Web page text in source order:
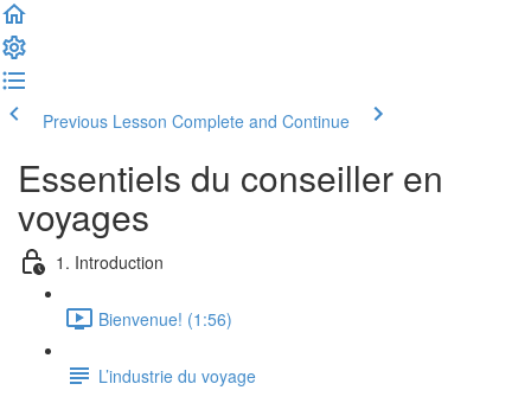
Previous Lesson Complete and Continue
Essentiels du conseiller en
voyages
1. Introduction
Bienvenue! (1:56)
L’industrie du voyage